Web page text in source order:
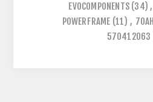
EVOCOMPONENTS (34) ,
POWERFRAME (11) , 70AH
570412063